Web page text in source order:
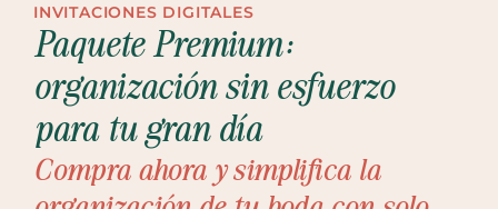
INVITACIONES DIGITALES
Paquete Premium:
organización sin esfuerzo
para tu gran día
Compra ahora y simplifica la